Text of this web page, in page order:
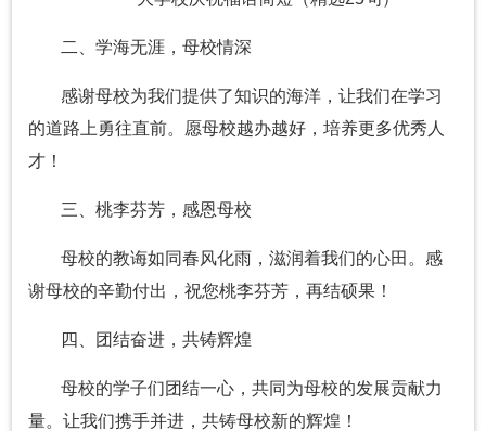
二、学海无涯，母校情深
感谢母校为我们提供了知识的海洋，让我们在学习
的道路上勇往直前。愿母校越办越好，培养更多优秀人
才！
三、桃李芬芳，感恩母校
母校的教诲如同春风化雨，滋润着我们的心田。感
谢母校的辛勤付出，祝您桃李芬芳，再结硕果！
四、团结奋进，共铸辉煌
母校的学子们团结一心，共同为母校的发展贡献力
量。让我们携手并进，共铸母校新的辉煌！